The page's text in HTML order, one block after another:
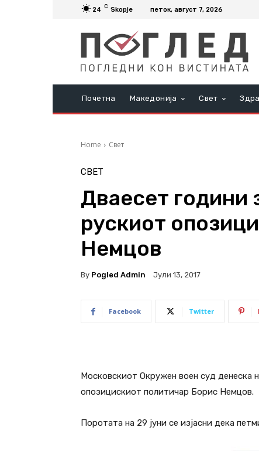
24 C Skopje петок, август 7, 2026
Почетна Македонија Свет
Home Свет
СВЕТ
Дваесет години
рускиот
Немцов
By Pogled Admin Јули 13, 2017
Facebook Twitter
Московскиот Окружен воен суд денеска
опозицискиот политичар Борис Немцов.
Поротата на 29 јуни се изјасни дека